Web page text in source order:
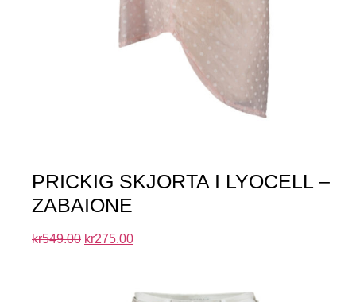
PRICKIG SKJORTA I LYOCELL –
ZABAIONE
kr549.00 kr275.00